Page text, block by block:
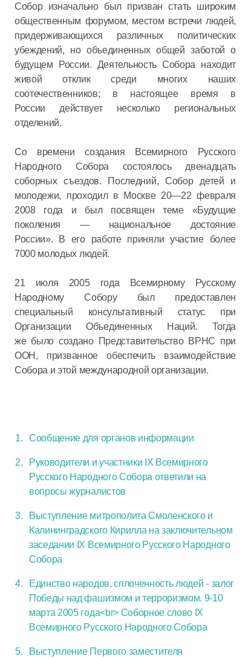
Собор изначально был призван стать широким
общественным форумом, местом встречи людей,
придерживающихся различных политических
убеждений, но объединенных общей заботой о
будущем России. Деятельность Собора находит
живой отклик среди многих наших
соотечественников; в настоящее время в
России действует несколько региональных
отделений.
Со времени создания Всемирного Русского
Народного Собора состоялось двенадцать
соборных съездов. Последний, Собор детей и
молодежи, проходил в Москве 20—22 февраля
2008 года и был посвящен теме «Будущие
поколения — национальное достояние
России». В его работе приняли участие более
7000 молодых людей.
21 июля 2005 года Всемирному Русскому
Народному Собору был предоставлен
специальный консультативный статус при
Организации Объединенных Наций. Тогда
же было создано Представительство ВРНС при
ООН, призванное обеспечить взаимодействие
Собора и этой международной организации.
Сообщение для органов информации
Руководители и участники IX Всемирного
Русского Народного Собора ответили на
вопросы журналистов
Выступление митрополита Смоленского и
Калининградского Кирилла на заключительном
заседании IX Всемирного Русского Народного
Собора
Единство народов, сплоченность людей - залог
Победы над фашизмом и терроризмом. 9-10
марта 2005 года<br> Соборное слово IX
Всемирного Русского Народного Собора
Выступление Первого заместителя